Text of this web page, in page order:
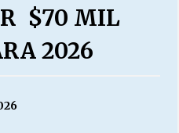
SER DC” SALUDA EL
$70 MIL
2026